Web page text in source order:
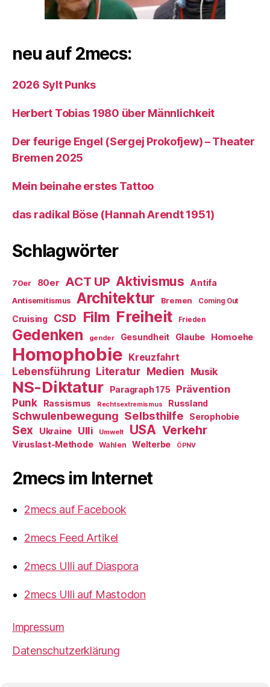
neu auf 2mecs:
2026 Sylt Punks
Herbert Tobias 1980 über Männlichkeit
Der feurige Engel (Sergej Prokofjew) – Theater
Bremen 2025
Mein beinahe erstes Tattoo
das radikal Böse (Hannah Arendt 1951)
Schlagwörter
70er 80er ACT UP Aktivismus Antifa
Antisemitismus Architektur Bremen Coming Out
Cruising CSD Film Freiheit Frieden
Gedenken gender Gesundheit Glaube Homoehe
Homophobie Kreuzfahrt
Lebensführung Literatur Medien Musik
NS-Diktatur Paragraph 175
Prävention
Punk
Rassismus Rechtsextremismus Russland
Schwulenbewegung Selbsthilfe Serophobie
Sex Ukraine Ulli Umwelt USA Verkehr
Viruslast-Methode Wahlen Welterbe ÖPNV
2mecs im Internet
2mecs auf Facebook
2mecs Feed Artikel
2mecs Ulli auf Diaspora
2mecs Ulli auf Mastodon
Impressum
Datenschutzerklärung